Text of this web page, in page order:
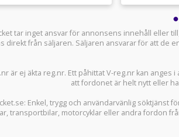
tar inget ansvar för annonsens innehåll eller
direkt från säljaren. Säljaren ansvarar för att de
är ej äkta reg.nr. Ett påhittat V-reg.nr kan
att fordonet är helt nytt eller
: Enkel, trygg och användarvänlig söktjänst
,transportbilar, motorcyklar eller andra fordon